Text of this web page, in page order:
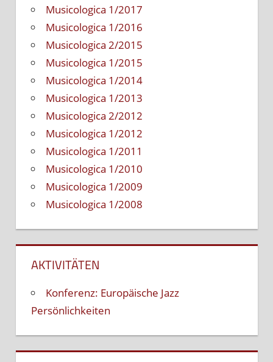
Musicologica 1/2017
Musicologica 1/2016
Musicologica 2/2015
Musicologica 1/2015
Musicologica 1/2014
Musicologica 1/2013
Musicologica 2/2012
Musicologica 1/2012
Musicologica 1/2011
Musicologica 1/2010
Musicologica 1/2009
Musicologica 1/2008
AKTIVITÄTEN
Konferenz: Europäische Jazz
Persönlichkeiten